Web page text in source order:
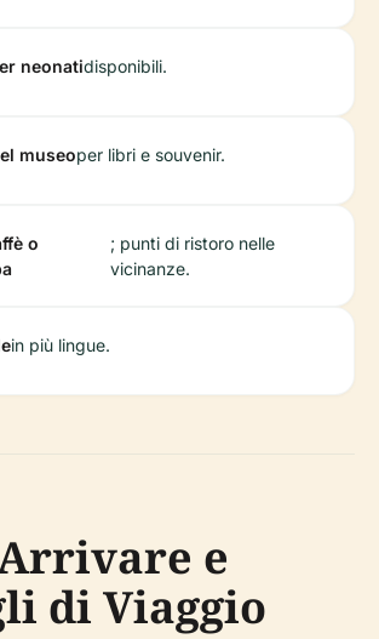
neonatidisponibili.
museoper libri e souvenir.
o
; punti di ristoro nelle
vicinanze.
in più lingue.
e
di Viaggio